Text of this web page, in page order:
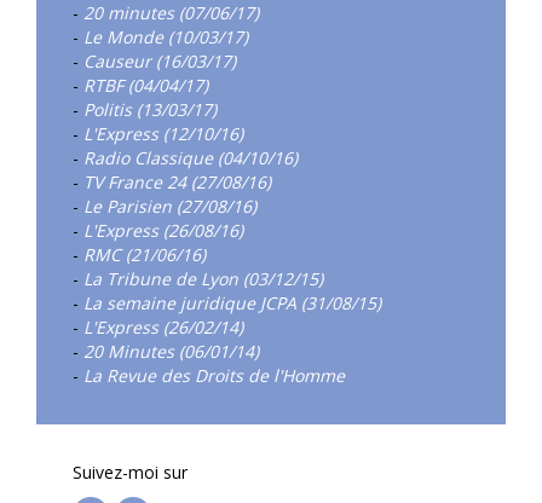
- 20 minutes (07/06/17)
- Le Monde (10/03/17)
- Causeur (16/03/17)
- RTBF (04/04/17)
- Politis (13/03/17)
- L'Express (12/10/16)
- Radio Classique (04/10/16)
- TV France 24 (27/08/16)
- Le Parisien (27/08/16)
- L'Express (26/08/16)
- RMC (21/06/16)
- La Tribune de Lyon (03/12/15)
- La semaine juridique JCPA (31/08/15)
- L'Express (26/02/14)
- 20 Minutes (06/01/14)
- La Revue des Droits de l'Homme
Suivez-moi sur